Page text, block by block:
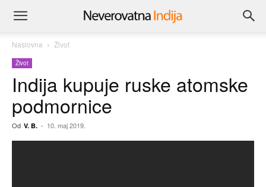
Naslovna Život
Život
Indija kupuje ruske atomske
podmornice
Od V. B. - 10. maj 2019.